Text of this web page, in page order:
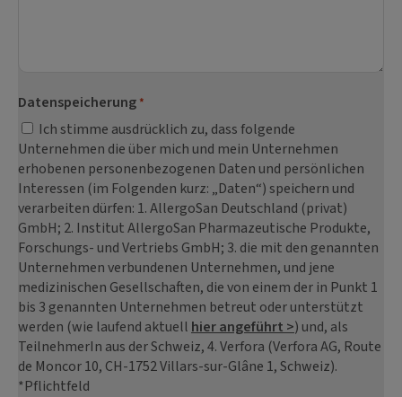
Datenspeicherung *
Ich stimme ausdrücklich zu, dass folgende
Unternehmen die über mich und mein Unternehmen
erhobenen personenbezogenen Daten und persönlichen
Interessen (im Folgenden kurz: „Daten“) speichern und
verarbeiten dürfen: 1. AllergoSan Deutschland (privat)
GmbH; 2. Institut AllergoSan Pharmazeutische Produkte,
Forschungs- und Vertriebs GmbH; 3. die mit den genannten
Unternehmen verbundenen Unternehmen, und jene
medizinischen Gesellschaften, die von einem der in Punkt 1
bis 3 genannten Unternehmen betreut oder unterstützt
werden (wie laufend aktuell hier angeführt >) und, als
TeilnehmerIn aus der Schweiz, 4. Verfora (Verfora AG, Route
de Moncor 10, CH-1752 Villars-sur-Glâne 1, Schweiz).
*Pflichtfeld